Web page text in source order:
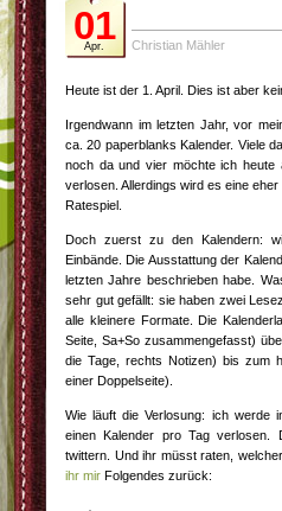
01
Apr. Christian Mähler
Heute ist der 1. April. Dies ist aber
Irgendwann im letzten Jahr, vor
ca. 20 paperblanks Kalender. Viele
noch da und vier möchte ich
verlosen. Allerdings wird es eine
Ratespiel.
Doch zuerst zu den Kalendern:
Einbände. Die Ausstattung der
letzten Jahre beschrieben habe.
sehr gut gefällt: sie haben zwei
alle kleinere Formate. Die
Seite, Sa+So zusammengefasst)
die Tage, rechts Notizen) bis zum
einer Doppelseite).
Wie läuft die Verlosung: ich werde
einen Kalender pro Tag verlosen.
twittern. Und ihr müsst raten,
ihr mir Folgendes zurück: